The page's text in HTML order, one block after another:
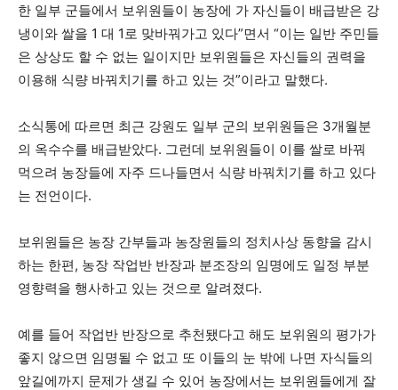
한 일부 군들에서 보위원들이 농장에 가 자신들이 배급받은 강
냉이와 쌀을 1 대 1로 맞바꿔가고 있다”면서 “이는 일반 주민들
은 상상도 할 수 없는 일이지만 보위원들은 자신들의 권력을
이용해 식량 바꿔치기를 하고 있는 것”이라고 말했다.
소식통에 따르면 최근 강원도 일부 군의 보위원들은 3개월분
의 옥수수를 배급받았다. 그런데 보위원들이 이를 쌀로 바꿔
먹으려 농장들에 자주 드나들면서 식량 바꿔치기를 하고 있다
는 전언이다.
보위원들은 농장 간부들과 농장원들의 정치사상 동향을 감시
하는 한편, 농장 작업반 반장과 분조장의 임명에도 일정 부분
영향력을 행사하고 있는 것으로 알려졌다.
예를 들어 작업반 반장으로 추천됐다고 해도 보위원의 평가가
좋지 않으면 임명될 수 없고 또 이들의 눈 밖에 나면 자식들의
앞길에까지 문제가 생길 수 있어 농장에서는 보위원들에게 잘